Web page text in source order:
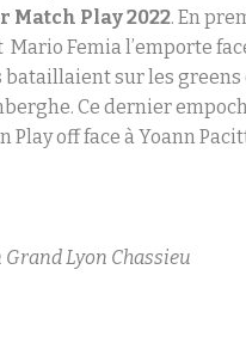
Match Play 2022. En
Mario Femia l’emporte
sur les greens
Ce dernier
Play off face à Yoann
Lyon Chassieu